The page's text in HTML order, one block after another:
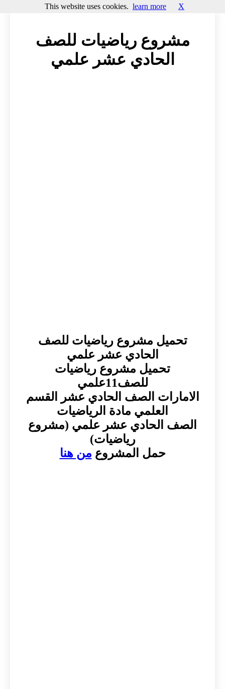
مشروع رياضيات للصف
الحادي عشر علمي
تحميل مشروع رياضيات للصف
الحادي عشر علمي
تحميل مشروع رياضيات
للصف11علمي
الامارات الصف الحادي عشر القسم
العلمي مادة الرياضيات
الصف الحادي عشر علمي (مشروع
رياضيات)
حمل المشروع من هنا
This website uses cookies. learn more X